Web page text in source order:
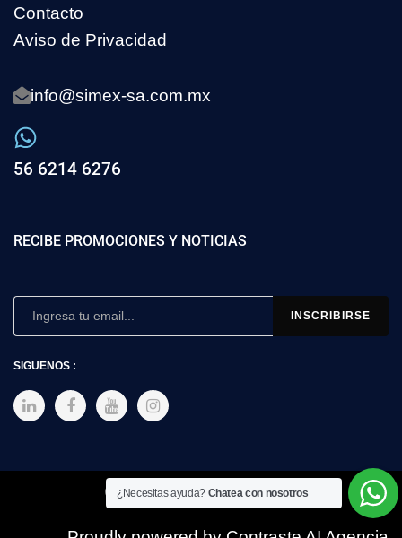
Contacto
Aviso de Privacidad
info@simex-sa.com.mx
56 6214 6276
RECIBE PROMOCIONES Y NOTICIAS
SIGUENOS :
Copyright © 2025 SIMEX
¿Necesitas ayuda? Chatea con nosotros